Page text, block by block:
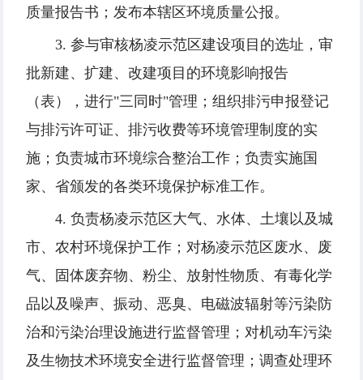
质量报告书；发布本辖区环境质量公报。
3. 参与审核杨凌示范区建设项目的选址，审
批新建、扩建、改建项目的环境影响报告
（表），进行"三同时"管理；组织排污申报登记
与排污许可证、排污收费等环境管理制度的实
施；负责城市环境综合整治工作；负责实施国
家、省颁发的各类环境保护标准工作。
4. 负责杨凌示范区大气、水体、土壤以及城
市、农村环境保护工作；对杨凌示范区废水、废
气、固体废弃物、粉尘、放射性物质、有毒化学
品以及噪声、振动、恶臭、电磁波辐射等污染防
治和污染治理设施进行监督管理；对机动车污染
及生物技术环境安全进行监督管理；调查处理环